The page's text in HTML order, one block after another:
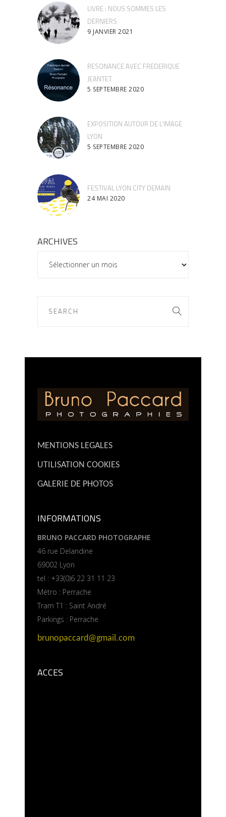
LIVRE : NOUS SOMMES LES
DERNIERS
9 JANVIER 2021
RESONANCE AVEC FREDERIQUE
JEANTET
5 SEPTEMBRE 2020
EXPOSITION AUTOUR DE L’IMAGE
LYON
5 SEPTEMBRE 2020
FESTIVAL LYON CITY DEMAIN
24 MAI 2020
ARCHIVES
ARCHIVES
MENTIONS LEGALES
UTILISATION COOKIES
GALERIE DE PHOTOS
INFORMATIONS
BRUNO PACCARD PHOTOGRAPHE
46 rue Delandine
69002 Lyon
tel : +33(0)6 22 31 11 23
Métro : Perrache
Tram T1 : Saint André
Parkings : Perrache
brunopaccard@gmail.com
ACCES